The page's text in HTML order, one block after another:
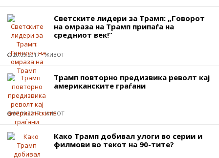
Светските лидери за Трамп: „Говорот
на омраза на Трамп припаѓа на
средниот век!“
20.09.2017 ЖИВОТ
Трамп повторно предизвика револт кај
американските граѓани
07.09.2017 ЖИВОТ
Како Трамп добивал улоги во серии и
филмови во текот на 90-тите?